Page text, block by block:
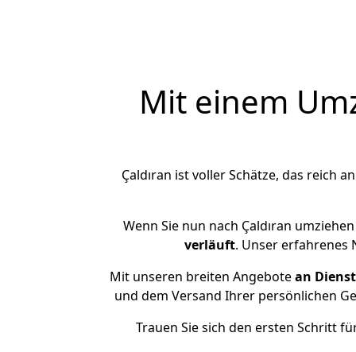
Mit einem
Çaldıran ist voller Schätze, das reich
Wenn Sie nun nach Çaldıran
verläuft. Unser erfahrenes
Mit unseren breiten Angebotean
und dem Versand Ihrer persönlichen
Trauen Sie sich den ersten Schritt